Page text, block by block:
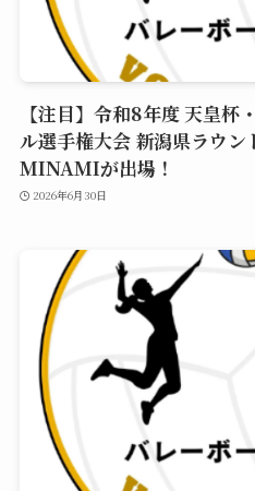
【注目】令和8年度 天皇杯
ル選手権大会 新潟県ラウン
MINAMIが出場！
2026年6月30日